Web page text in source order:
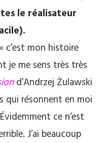
le réalisateur
c’est mon histoire
je me sens très très
d’Andrzej Żulawski
qui résonnent en moi
ce n’est
J’ai beaucoup